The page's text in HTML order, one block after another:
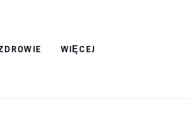
WIĘCEJ